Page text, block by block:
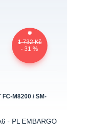
1 732 Kč
- 31 %
M8200 / SM-
- PL EMBARGO